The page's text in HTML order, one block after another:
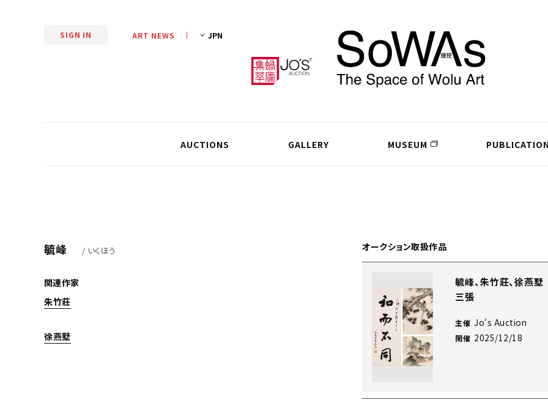
SIGN IN ART NEWS
AUCTIONS GALLERY MUSEUM
毓峰 / いくほう
関連作家
朱竹莊
徐燕墅
オークション取扱作品
毓峰、朱竹莊、徐燕
三張
主催 Jo's Auction
開催 2025/12/18